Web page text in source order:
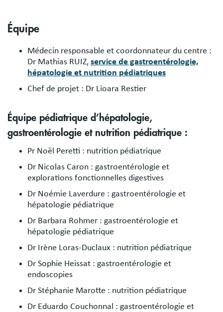
Équipe
Médecin responsable et coordonnateur du centre :
Dr Mathias RUIZ, service de gastroentérologie,
hépatologie et nutrition pédiatriques
Chef de projet : Dr Lioara Restier
Équipe pédiatrique d’hépatologie,
gastroentérologie et nutrition pédiatrique :
Pr Noël Peretti : nutrition pédiatrique
Dr Nicolas Caron : gastroentérologie et
explorations fonctionnelles digestives
Dr Noémie Laverdure : gastroentérologie et
hépatologie pédiatrique
Dr Barbara Rohmer : gastroentérologie et
hépatologie pédiatrique
Dr Irène Loras-Duclaux : nutrition pédiatrique
Dr Sophie Heissat : gastroentérologie et
endoscopies
Dr Stéphanie Marotte : nutrition pédiatrique
Dr Eduardo Couchonnal : gastroentérologie et